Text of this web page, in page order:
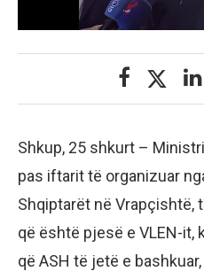
Shkup, 25 shkurt –
pas iftarit të organizuar
Shqiptarët në Vrapçishtë,
që është pjesë e VLEN-it,
që ASH të jetë e